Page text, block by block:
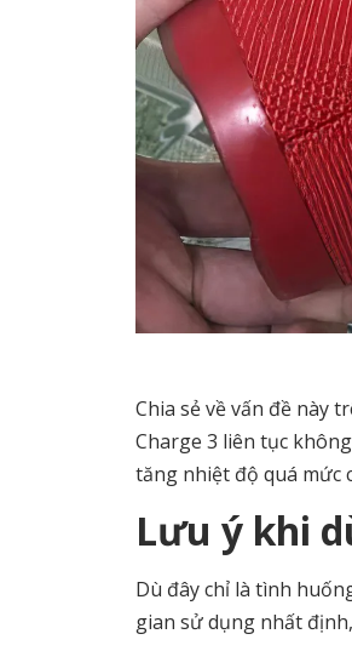
Chia sẻ về vấn đề này
Charge 3 liên tục
tăng nhiệt độ quá mức
Lưu ý khi
Dù đây chỉ là tình
gian sử dụng nhất